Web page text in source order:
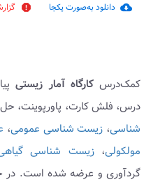
cloud_download دانلود به‌صورت یکجا report
کمک‌درسکارگاه آمار زیستی
درس، فلش کارت، پاورپوینت،
شناسی، زیست شناسی عمومی،
مولکولی،زیست شناسی
گردآوری و عرضه شده است. در